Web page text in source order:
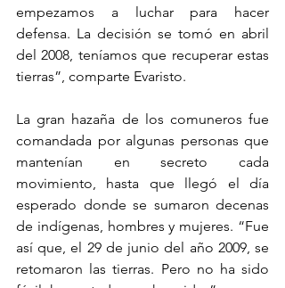
empezamos a luchar para hacer
defensa. La decisión se tomó en abril
del 2008, teníamos que recuperar estas
tierras”, comparte Evaristo.
La gran hazaña de los comuneros fue
comandada por algunas personas que
mantenían en secreto cada
movimiento, hasta que llegó el día
esperado donde se sumaron decenas
de indígenas, hombres y mujeres. “Fue
así que, el 29 de junio del año 2009, se
retomaron las tierras. Pero no ha sido